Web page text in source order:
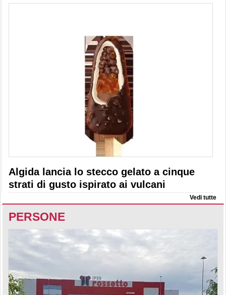
Algida lancia lo stecco gelato a cinque
strati di gusto ispirato ai vulcani
Vedi tutte
PERSONE